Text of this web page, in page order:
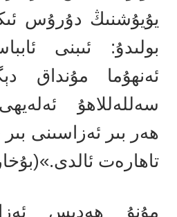
يۇيۇشنىڭ دۇرۇس
بولىدۇ: ئىبنى
ئەنھۇما مۇنداق
سەللەللاھۇ
ھەر بىر ئەزاسىنى بىر
تاھارەت ئالدى.»(بۇخارى
مۇنۇ ھەدىس